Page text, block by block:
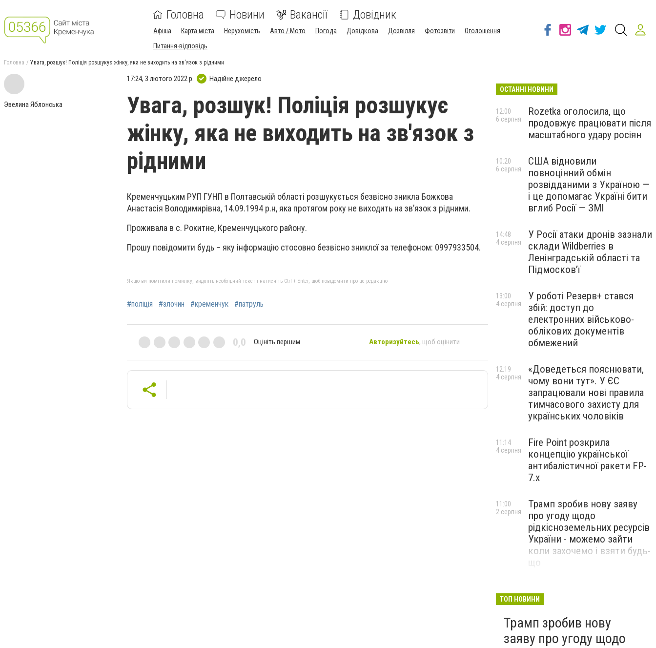
Головна Новини Вакансії Довідник
Афіша Карта міста Нерухомість Авто / Мото Погода Довідкова Дозвілля Фотозвіти
Оголошення
Питання-відповідь
Головна Увага, розшук! Поліція розшукує жінку, яка не виходить на зв'язок з рідними
Эвелина Яблонська
17:24, 3 лютого 2022 р. Надійне джерело
Увага, розшук! Поліція розшукує
жінку, яка не виходить на зв'язок з
рідними
Кременчуцьким РУП ГУНП в Полтавській області розшукується безвісно зникла Божкова
Анастасія Володимирівна, 14.09.1994 р.н, яка протягом року не виходить на зв’язок з рідними.
Проживала в с. Рокитне, Кременчуцького району.
Прошу повідомити будь – яку інформацію стосовно безвісно зниклої за телефоном: 0997933504.
Якщо ви помітили помилку, виділіть необхідний текст і натисніть Ctrl + Enter, щоб повідомити про це редакцію
#поліція #злочин #кременчук #патруль
0,0 Оцініть першим Авторизуйтесь, щоб оцінити
ОСТАННІ НОВИНИ
Rozetka оголосила, що
продовжує працювати після
масштабного удару росіян
12:00
6 серпня
США відновили
повноцінний обмін
розвідданими з Україною —
і це допомагає Україні бити
вглиб Росії — ЗМІ
10:20
6 серпня
У Росії атаки дронів зазнали
склади Wildberries в
Ленінградській області та
Підмосков’ї
14:48
4 серпня
У роботі Резерв+ стався
збій: доступ до
електронних військово-
облікових документів
обмежений
13:00
4 серпня
«Доведеться пояснювати,
чому вони тут». У ЄС
запрацювали нові правила
тимчасового захисту для
українських чоловіків
12:19
4 серпня
Fire Point розкрила
концепцію української
антибалістичної ракети FP-
7.x
11:14
4 серпня
Трамп зробив нову заяву
про угоду щодо
рідкісноземельних ресурсів
України - можемо зайти
коли захочемо і взяти будь-
що
11:00
2 серпня
призов”: ДБР проводить
ТЦК по всій Україні
31 липня
ТОП НОВИНИ
Трамп зробив нову
заяву про угоду щодо